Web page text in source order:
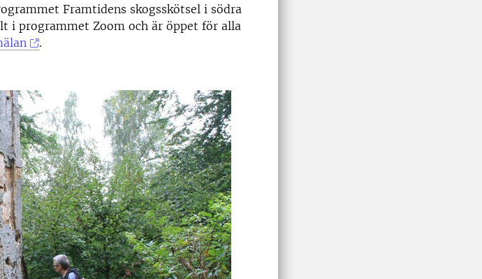
Framtidens skogsskötsel i södra
i programmet Zoom och är öppet för alla
.